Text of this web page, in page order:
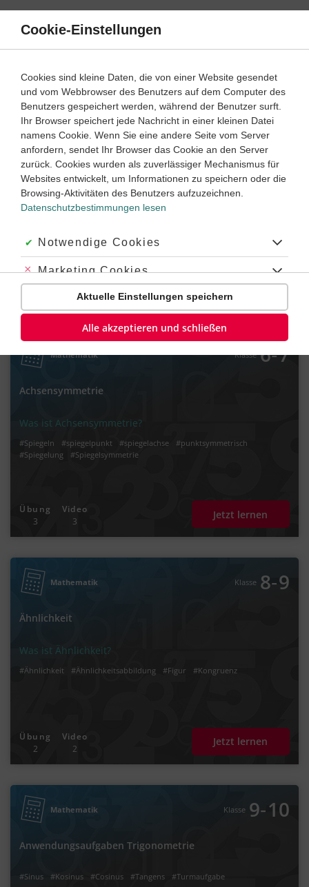
Direkt
Inhalt
Lernwege mit Erklär- und Anleitungsvideos
Mathematik Oberstufe
Abstand
#Schnittpunkt
#Abstand Punkt-Ebene
Übung
Video
Jetzt lernen
Mathematik Klasse 6‐7
Achsensymmetrie
Was ist Achsensymmetrie?
#Spiegeln #spiegelpunkt #spiegelachse
#punktsymmetrisch
#Spiegelung
#Spiegelsymmetrie
Übung
3
Video
3
Jetzt lernen
Mathematik Klasse 8‐9
Ähnlichkeit
Was ist Ähnlichkeit?
#Ähnlichkeit #Ähnlichkeitsabbildung #Figur #Kongruenz
Übung
2
Video
2
Jetzt lernen
Mathematik Klasse 9‐10
Anwendungsaufgaben Trigonometrie
#Sinus #Kosinus #Cosinus #Tangens #Turmaufgabe
Cookie-Einstellungen
Cookies sind kleine Daten, die von einer Website gesendet
und vom Webbrowser des Benutzers auf dem Computer des
Benutzers gespeichert werden, während der Benutzer surft.
Ihr Browser speichert jede Nachricht in einer kleinen Datei
namens Cookie. Wenn Sie eine andere Seite vom Server
anfordern, sendet Ihr Browser das Cookie an den Server
zurück. Cookies wurden als zuverlässiger Mechanismus für
Websites entwickelt, um Informationen zu speichern oder die
Browsing-Aktivitäten des Benutzers aufzuzeichnen.
Datenschutzbestimmungen lesen
Akzeptiert:
Notwendige Cookies
Abgelehnt:
Marketing Cookies
Abgelehnt:
Personalisierungs-Cookies
Aktuelle Einstellungen speichern
Alle akzeptieren und schließen